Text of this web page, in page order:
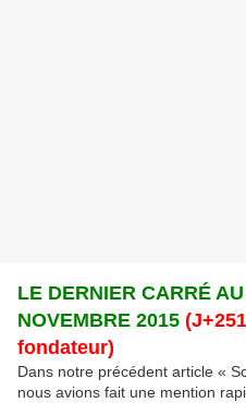
LE DERNIER CARRÉ
NOVEMBRE 2015
fondateur)
Dans notre précédent article «
nous avions fait une mention